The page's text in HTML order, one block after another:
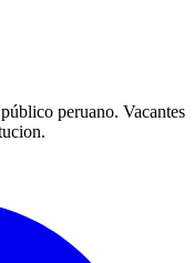
peruano. Vacantes